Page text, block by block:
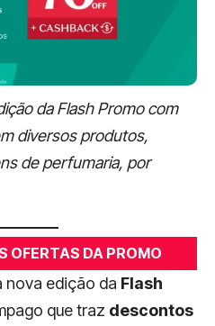
da Flash Promo com
diversos produtos,
de perfumaria, por
OFERTAS DA PROMO
nova edição da Flash
que traz descontos